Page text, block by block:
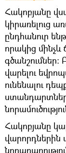
Հակոբյանը
կիրառելուց
ընդհանուր
որակից
վարելու
ունենալու
Հակոբյանը
վարորդներին